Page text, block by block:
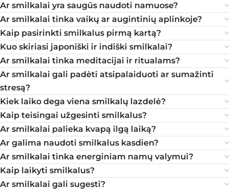
Ar smilkalai yra saugūs naudoti namuose?
Ar smilkalai tinka vaikų ar augintinių aplinkoje?
Kaip pasirinkti smilkalus pirmą kartą?
Kuo skiriasi japoniški ir indiški smilkalai?
Ar smilkalai tinka meditacijai ir ritualams?
Ar smilkalai gali padėti atsipalaiduoti ar sumažinti
stresą?
Kiek laiko dega viena smilkalų lazdelė?
Kaip teisingai užgesinti smilkalus?
Ar smilkalai palieka kvapą ilgą laiką?
Ar galima naudoti smilkalus kasdien?
Ar smilkalai tinka energiniam namų valymui?
Kaip laikyti smilkalus?
Ar smilkalai gali sugesti?